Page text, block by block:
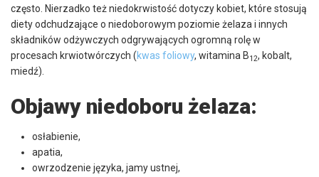
często. Nierzadko też niedokrwistość dotyczy kobiet, które stosują
diety odchudzające o niedoborowym poziomie żelaza i innych
składników odżywczych odgrywających ogromną rolę w
procesach krwiotwórczych (kwas foliowy, witamina B12, kobalt,
miedź).
Objawy niedoboru żelaza:
osłabienie,
apatia,
owrzodzenie języka, jamy ustnej,